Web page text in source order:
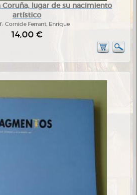
Coruña, lugar de su nacimiento
artístico
Cornide Ferrant, Enrique
14,00 €